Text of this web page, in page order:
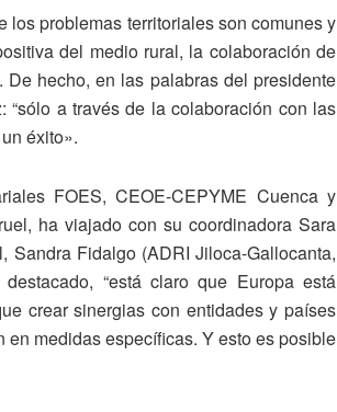
los problemas territoriales son comunes y
del medio rural, la colaboración de
hecho, en las palabras del presidente
a través de la colaboración con las
éxito».
FOES, CEOE-CEPYME Cuenca y
ha viajado con su coordinadora Sara
Sandra Fidalgo (ADRI Jiloca-Gallocanta,
“está claro que Europa está
crear sinergias con entidades y países
medidas específicas. Y esto es posible